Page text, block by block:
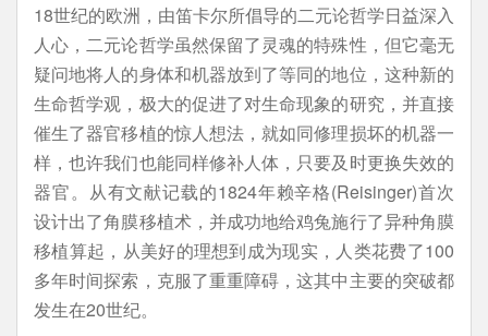
18世纪的欧洲，由笛卡尔所倡导的二元论哲学日益深入
人心，二元论哲学虽然保留了灵魂的特殊性，但它毫无
疑问地将人的身体和机器放到了等同的地位，这种新的
生命哲学观，极大的促进了对生命现象的研究，并直接
催生了器官移植的惊人想法，就如同修理损坏的机器一
样，也许我们也能同样修补人体，只要及时更换失效的
器官。从有文献记载的1824年赖辛格(Reisinger)首次
设计出了角膜移植术，并成功地给鸡兔施行了异种角膜
移植算起，从美好的理想到成为现实，人类花费了100
多年时间探索，克服了重重障碍，这其中主要的突破都
发生在20世纪。